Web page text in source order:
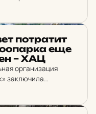
пот­ра­тит
еще
– ХАЦ
организация
заключила
на сумму 175 млн